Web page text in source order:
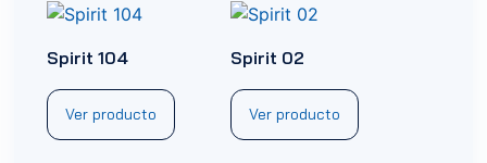
Spirit 104
Ver producto
Spirit 02
Ver producto